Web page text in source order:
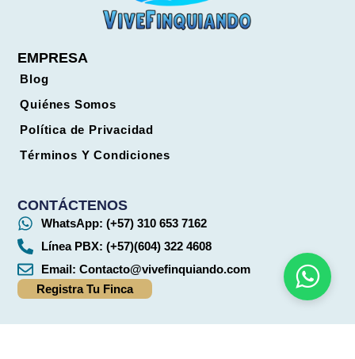
EMPRESA
Blog
Quiénes Somos
Política de Privacidad
Términos Y Condiciones
CONTÁCTENOS
WhatsApp: (+57) 310 653 7162
Línea PBX: (+57)(604) 322 4608
Email:Contacto@vivefinquiando.com
Registra Tu Finca